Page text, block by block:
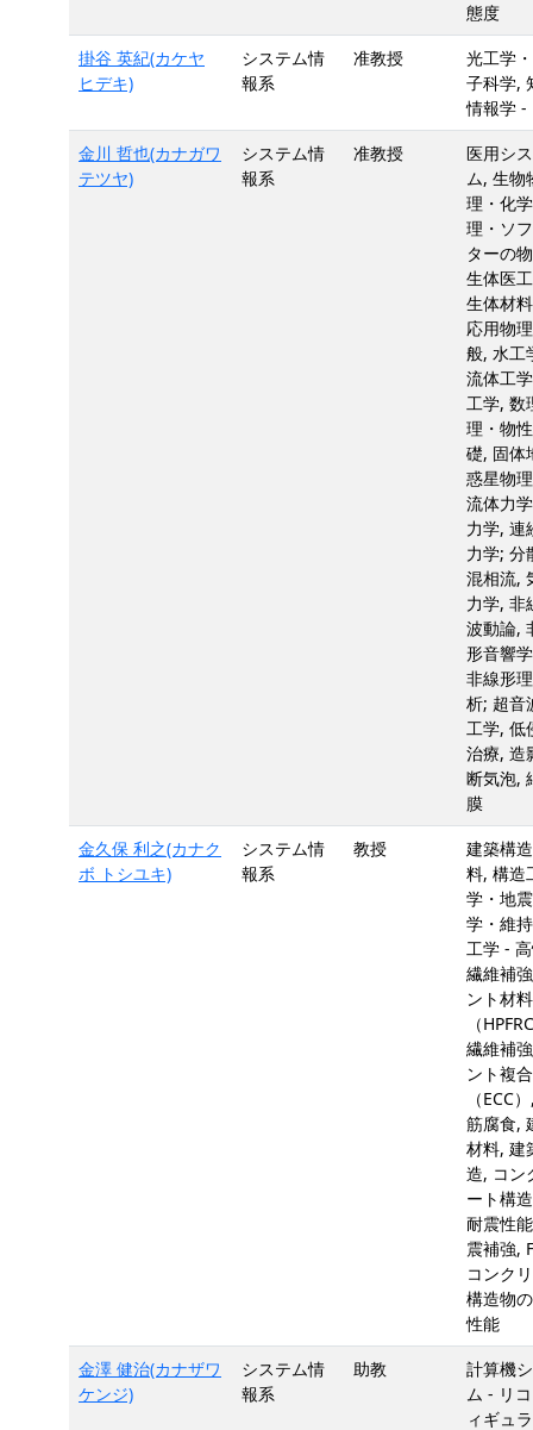
態度
掛谷 英紀(カケヤ
ヒデキ)
システム情
報系
准教授
光工学
子科学,
情報学 -
金川 哲也(カナガワ
テツヤ)
システム情
報系
准教授
医用シ
ム, 生物
理・化
理・ソ
ターの
生体医
生体材
応用物
般, 水工
流体工
工学, 数
理・物
礎, 固体
惑星物
流体力
力学, 連
力学; 分
混相流,
力学, 非
波動論,
形音響
非線形
析; 超音
工学, 低
治療, 造
断気泡,
膜
金久保 利之(カナク
ボ トシユキ)
システム情
報系
教授
建築構
料, 構造
学・地
学・維
工学 -
繊維補
ント材料
（
繊維補
ント複
（ECC
筋腐食,
材料, 建
造, コン
ート構
耐震性
震補強,
コンク
構造物
性能
金澤 健治(カナザワ
ケンジ)
システム情
報系
助教
計算機
ム - リ
ィギュ